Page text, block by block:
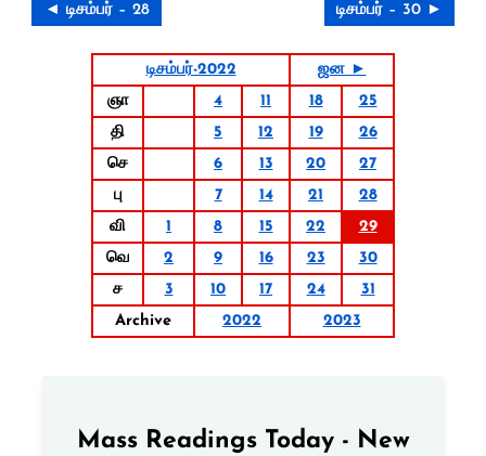
◄ டிசம்பர் – 28 டிசம்பர் – 30 ►
டிசம்பர்-2022
ஜன ►
ஞா
4 11 18
25
தி
5 12 19
26
செ
6 13 20
27
பு
7 14 21
28
வி
1 8 15 22
29
வெ
2 9 16 23
30
ச
3 10 17 24
31
Archive
2022 2023
Mass Readings Today - New